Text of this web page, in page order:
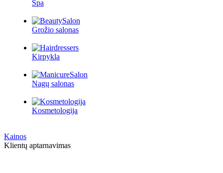
Spa
Grožio salonas
Kirpykla
Nagų salonas
Kosmetologija
Kainos
Klientų aptarnavimas